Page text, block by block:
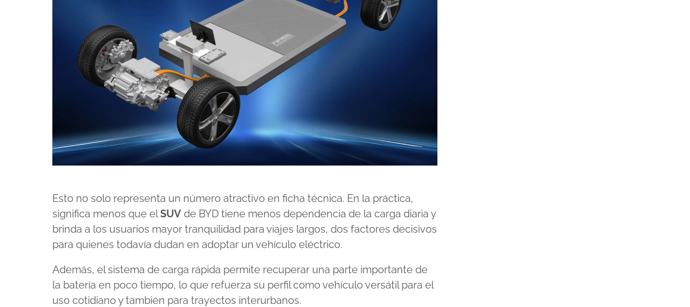
Esto no solo representa un número atractivo en ficha técnica. En la práctica,
significa menos que elSUV de BYD tiene menos dependencia de la carga diaria y
brinda a los usuarios mayor tranquilidad para viajes largos, dos factores decisivos
para quienes todavía dudan en adoptar un vehículo eléctrico.
Además, el sistema de carga rápida permite recuperar una parte importante de
la batería en poco tiempo, lo que refuerza su perfil como vehículo versátil para el
uso cotidiano y también para trayectos interurbanos.